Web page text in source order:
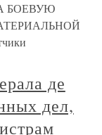
БОЕВУЮ
де
дел,